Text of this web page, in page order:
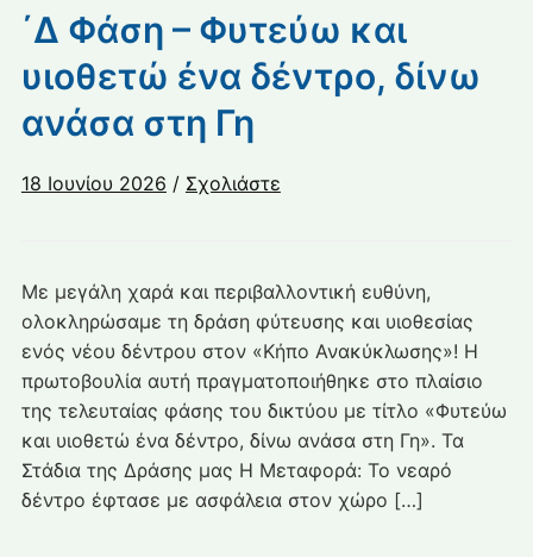
΄Δ Φάση – Φυτεύω και
υιοθετώ ένα δέντρο, δίνω
ανάσα στη Γη
18 Ιουνίου 2026 / Σχολιάστε
Με μεγάλη χαρά και περιβαλλοντική ευθύνη,
ολοκληρώσαμε τη δράση φύτευσης και υιοθεσίας
ενός νέου δέντρου στον «Κήπο Ανακύκλωσης»! Η
πρωτοβουλία αυτή πραγματοποιήθηκε στο πλαίσιο
της τελευταίας φάσης του δικτύου με τίτλο «Φυτεύω
και υιοθετώ ένα δέντρο, δίνω ανάσα στη Γη». Τα
Στάδια της Δράσης μας Η Μεταφορά: Το νεαρό
δέντρο έφτασε με ασφάλεια στον χώρο […]